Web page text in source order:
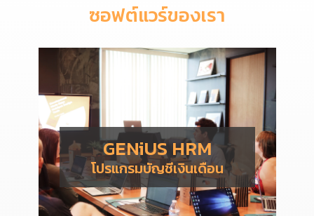
ซอฟต์แวร์ของเรา
GENiUS HRM
โปรแกรมบัญชีเงินเดือน